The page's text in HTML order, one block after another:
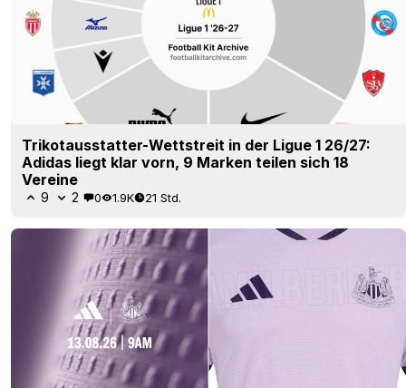
Trikotausstatter-Wettstreit in der Ligue 1 26/27:
Adidas liegt klar vorn, 9 Marken teilen sich 18
Vereine
9 2 0 1.9K 21 Std.